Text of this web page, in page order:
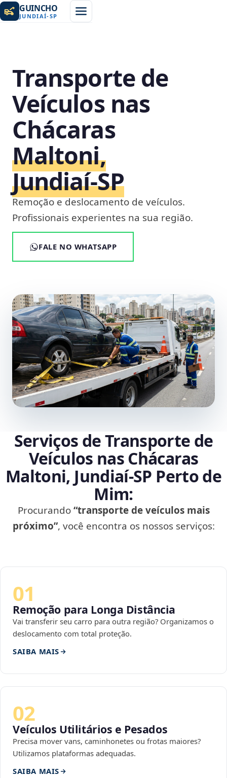
GUINCHO
JUNDIAÍ-SP
Transporte de
Veículos nas
Chácaras
Maltoni,
Jundiaí‑SP
Remoção e deslocamento de veículos.
Profissionais experientes na sua região.
FALE NO WHATSAPP
Serviços de Transporte de
Veículos nas Chácaras
Maltoni, Jundiaí‑SP Perto de
Mim:
Procurando“transporte de veículos mais
próximo”, você encontra os nossos serviços:
01
Remoção para Longa Distância
Vai transferir seu carro para outra região? Organizamos o
deslocamento com total proteção.
SAIBA MAIS
02
Veículos Utilitários e Pesados
Precisa mover vans, caminhonetes ou frotas maiores?
Utilizamos plataformas adequadas.
SAIBA MAIS